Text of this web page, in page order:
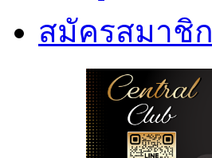
สมัครสมาชิก